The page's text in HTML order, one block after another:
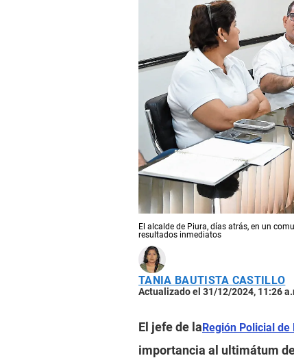
El alcalde de Piura, días atrás, en un
resultados inmediatos
TANIA BAUTISTA CASTILLO
Actualizado el 31/12/2024, 11:26
El jefe de laRegión Policial de
importancia al ultimátum